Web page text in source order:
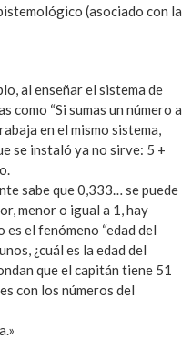
(asociado con la
al enseñar el sistema de
como “Si sumas un número a
en el mismo sistema,
se instaló ya no sirve: 5 +
sabe que 0,333… se puede
menor o igual a 1, hay
el fenómeno “edad del
¿cuál es la edad del
que el capitán tiene 51
con los números del